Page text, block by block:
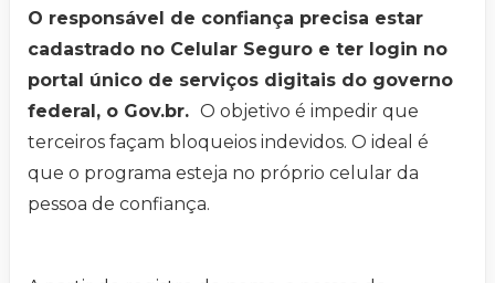
O responsável de confiança precisa estar
cadastrado no Celular Seguro e ter login no
portal único de serviços digitais do governo
federal, o Gov.br. O objetivo é impedir que
terceiros façam bloqueios indevidos. O ideal é
que o programa esteja no próprio celular da
pessoa de confiança.